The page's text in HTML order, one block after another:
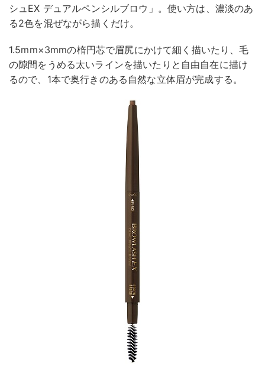
シュEX デュアルペンシルブロウ」。使い方は、濃淡のあ
る2色を混ぜながら描くだけ。
1.5mm×3mmの楕円芯で眉尻にかけて細く描いたり、毛
の隙間をうめる太いラインを描いたりと自由自在に描け
るので、1本で奥行きのある自然な立体眉が完成する。